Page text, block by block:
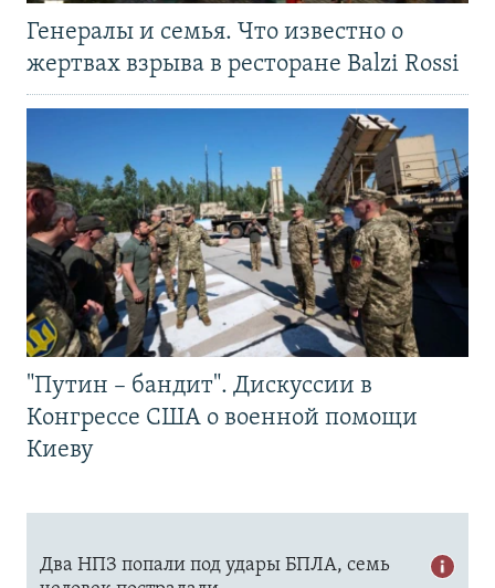
Генералы и семья. Что известно о
жертвах взрыва в ресторане Balzi Rossi
"Путин – бандит". Дискуссии в
Конгрессе США о военной помощи
Киеву